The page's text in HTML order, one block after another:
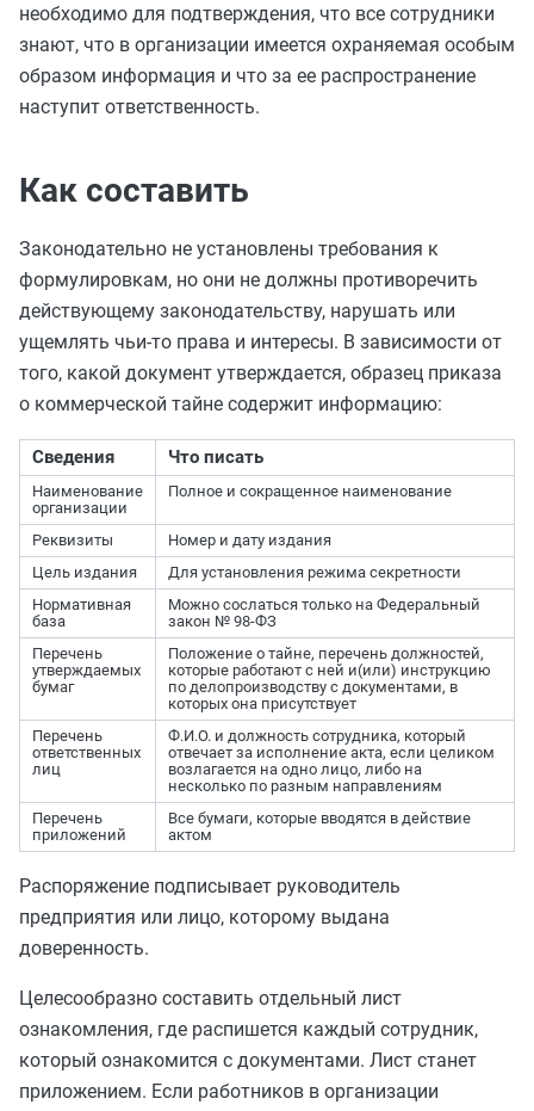
необходимо для подтверждения, что все сотрудники
знают, что в организации имеется охраняемая особым
образом информация и что за ее распространение
наступит ответственность.
Как составить
Законодательно не установлены требования к
формулировкам, но они не должны противоречить
действующему законодательству, нарушать или
ущемлять чьи-то права и интересы. В зависимости от
того, какой документ утверждается, образец приказа
о коммерческой тайне содержит информацию:
Сведения Что писать
Наименование
организации
Полное и сокращенное наименование
Реквизиты
Номер и дату издания
Цель издания
Для установления режима секретности
Нормативная
база
Можно сослаться только на Федеральный
закон № 98-ФЗ
Перечень
утверждаемых
бумаг
Положение о тайне, перечень должностей,
которые работают с ней и(или) инструкцию
по делопроизводству с документами, в
которых она присутствует
Перечень
ответственных
лиц
Ф.И.О. и должность сотрудника, который
отвечает за исполнение акта, если целиком
возлагается на одно лицо, либо на
несколько по разным направлениям
Перечень
приложений
Все бумаги, которые вводятся в действие
актом
Распоряжение подписывает руководитель
предприятия или лицо, которому выдана
доверенность.
Целесообразно составить отдельный лист
ознакомления, где распишется каждый сотрудник,
который ознакомится с документами. Лист станет
приложением. Если работников в организации